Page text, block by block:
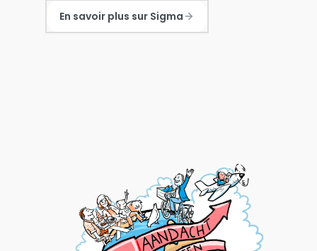
En savoir plus sur Sigma